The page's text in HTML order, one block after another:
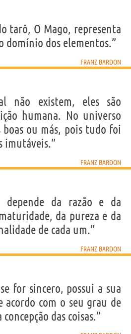
tarô, O Mago, representa
domínio dos elementos.”
FRANZ BARDON
não existem, eles são
humana. No universo
boas ou más, pois tudo foi
imutáveis.”
FRANZ BARDON
depende da razão e da
da pureza e da
de cada um.”
FRANZ BARDON
for sincero, possui a sua
acordo com o seu grau de
das coisas.”